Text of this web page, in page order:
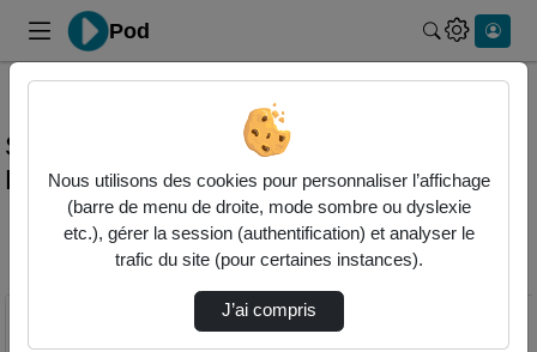
Pod
Statistiques de visualisation de la vidéo
L'association juris club
Modifier la période de
visualisation
Vue de la journée
Nous utilisons des cookies pour personnaliser l’affichage
(barre de menu de droite, mode sombre ou dyslexie
etc.), gérer la session (authentification) et analyser le
trafic du site (pour certaines instances).
J’ai compris